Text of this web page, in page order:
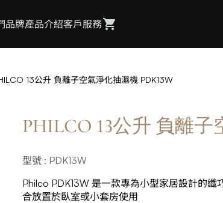
品牌產品介紹客戶服務
13公升 負離子空氣淨化抽濕機 PDK13W
PHILCO 13公升 負離子
型號 : PDK13W
Philco PDK13W 是一款專為小型家居設計的
合放置於臥室或小套房使用